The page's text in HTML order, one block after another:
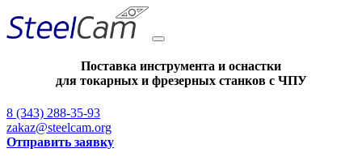
Поставка инструмента и оснастки
для токарных и фрезерных станков с ЧПУ
8 (343) 288-35-93
zakaz@steelcam.org
Отправить заявку